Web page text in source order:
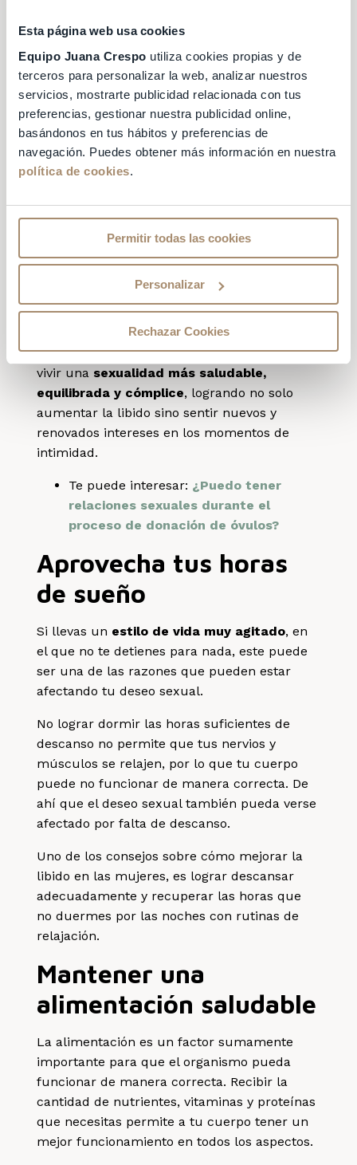
Esta página web usa cookies
Equipo Juana Crespo utiliza cookies propias y de
terceros para personalizar la web, analizar nuestros
servicios, mostrarte publicidad relacionada con tus
preferencias, gestionar nuestra publicidad online,
basándonos en tus hábitos y preferencias de
navegación. Puedes obtener más información en nuestra
política de cookies.
Permitir todas las cookies
Personalizar
Rechazar Cookies
en la mujer y a encontrar respuesta a
reproductiva que puedas tener.
Puedes dar mayor
variedad a tu vida
amorosa
rutinas al tener relaciones sexuales puede
afectar la libido sexual de la pareja. La rutina
puede poco a poco ir afectando el deseo del
uno por el otro o generar monotonía en los
encuentros íntimos.
Recurrir a nuevas formas o detalles de
despertar el interés en la pareja os permitirá
vivir una sexualidad más saludable,
equilibrada y cómplice, logrando no solo
aumentar la libido sino sentir nuevos y
renovados intereses en los momentos de
intimidad.
Te puede interesar: ¿Puedo tener
relaciones sexuales durante el
proceso de donación de óvulos?
Aprovecha tus horas
de sueño
Si llevas un estilo de vida muy agitado, en
el que no te detienes para nada, este puede
ser una de las razones que pueden estar
afectando tu deseo sexual.
No lograr dormir las horas suficientes de
descanso no permite que tus nervios y
músculos se relajen, por lo que tu cuerpo
puede no funcionar de manera correcta. De
ahí que el deseo sexual también pueda verse
afectado por falta de descanso.
Uno de los consejos sobre cómo mejorar la
libido en las mujeres, es lograr descansar
adecuadamente y recuperar las horas que
no duermes por las noches con rutinas de
relajación.
Mantener una
alimentación saludable
La alimentación es un factor sumamente
importante para que el organismo pueda
funcionar de manera correcta. Recibir la
cantidad de nutrientes, vitaminas y proteínas
que necesitas permite a tu cuerpo tener un
mejor funcionamiento en todos los aspectos.